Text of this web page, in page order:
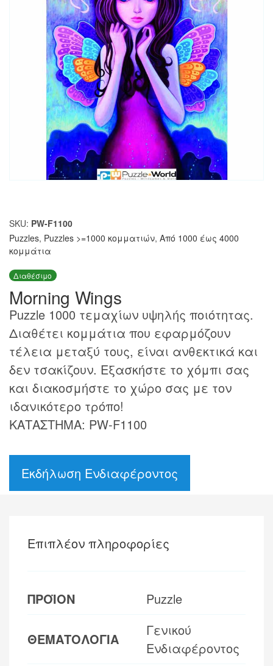
SKU: PW-F1100
Puzzles, Puzzles >=1000 κομματιών, Από 1000 έως 4000
κομμάτια
Διαθέσιμο
Morning Wings
Puzzle 1000 τεμαχίων υψηλής ποιότητας.
Διαθέτει κομμάτια που εφαρμόζουν
τέλεια μεταξύ τους, είναι ανθεκτικά και
δεν τσακίζουν. Εξασκήστε το χόμπι σας
και διακοσμήστε το χώρο σας με τον
ιδανικότερο τρόπο!
ΚΑΤΑΣΤΗΜΑ: PW-F1100
Εκδήλωση Ενδιαφέροντος
Επιπλέον πληροφορίες
ΠΡΟΪΟΝ Puzzle
ΘΕΜΑΤΟΛΟΓΙΑ
Γενικού
Ενδιαφέροντος